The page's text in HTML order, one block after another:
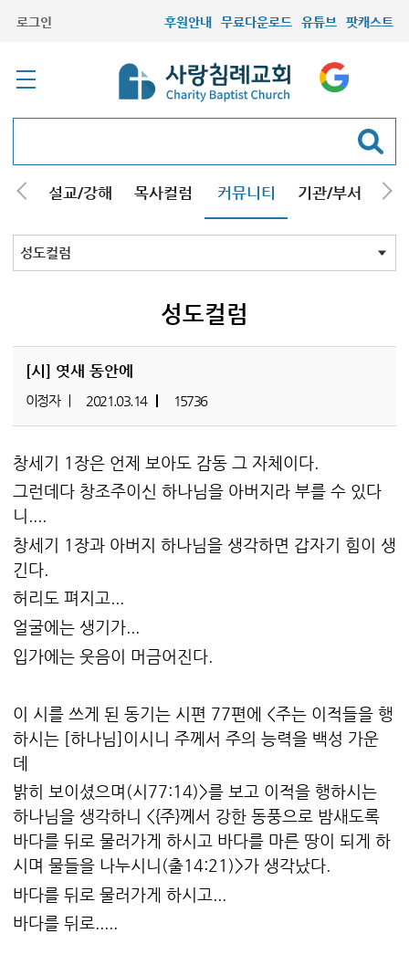
로그인 후원안내 무료다운로드 유튜브 팟캐스트
내 설교/강해 목사컬럼 커뮤니티 기관/부서 선
최근등록자료
자유게시판
교회소식
성도컬럼
성도컬럼
[시] 엿새 동안에
이정자 2021.03.14 15736
창세기 1장은 언제 보아도 감동 그 자체이다.
그런데다 창조주이신 하나님을 아버지라 부를 수 있다
니....
창세기 1장과 아버지 하나님을 생각하면 갑자기 힘이 생
긴다.
허리도 펴지고...
얼굴에는 생기가...
입가에는 웃음이 머금어진다.
이 시를 쓰게 된 동기는 시편 77편에 <주는 이적들을 행
하시는 [하나님]이시니 주께서 주의 능력을 백성 가운
데
밝히 보이셨으며(시77:14)>를 보고 이적을 행하시는
하나님을 생각하니 <{주}께서 강한 동풍으로 밤새도록
바다를 뒤로 물러가게 하시고 바다를 마른 땅이 되게 하
시며 물들을 나누시니(출14:21)>가 생각났다.
바다를 뒤로 물러가게 하시고...
바다를 뒤로.....